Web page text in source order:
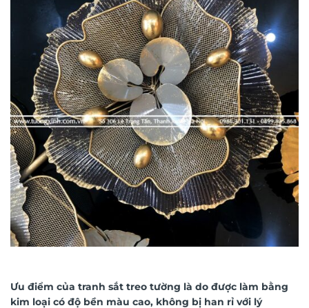
Ưu điểm của tranh sắt treo tường là do được làm bằng
kim loại có độ bền màu cao, không bị han rỉ với lý